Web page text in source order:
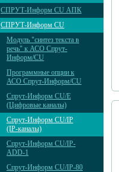
СПРУТ-Информ CU АПК
СПРУТ-Информ CU
Модуль "синтез текста в
речь" к АСО Спрут-
Информ/CU
Программные опции к
АСО Спрут-Информ/CU
Спрут-Информ CU/E
(Цифровые каналы)
Спрут-Информ CU/IP
(IP-каналы)
Спрут-Информ CU/IP-
ADD-1
Спрут-Информ CU/IP-80